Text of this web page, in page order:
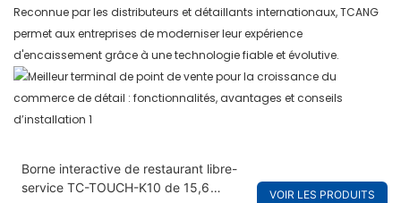
Reconnue par les distributeurs et détaillants internationaux, TCANG
permet aux entreprises de moderniser leur expérience
d'encaissement grâce à une technologie fiable et évolutive.
Borne interactive de restaurant libre-
service TC-TOUCH-K10 de 15,6
VOIR LES PRODUITS